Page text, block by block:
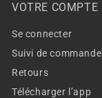
VOTRE COMPTE
Se connecter
Suivi de commande
Retours
Télécharger l’app